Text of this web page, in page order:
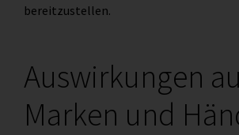
bereitzustellen.
Auswirkungen
Marken und